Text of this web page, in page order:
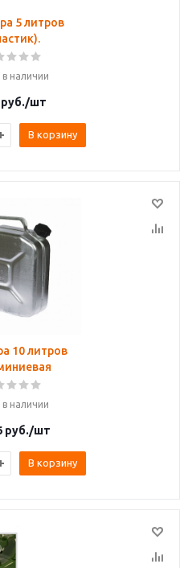
5 литров
в наличии
/шт
В корзину
10 литров
в наличии
руб./шт
В корзину